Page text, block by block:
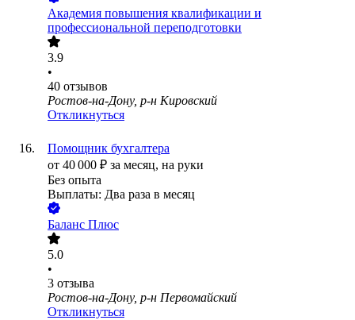
Академия повышения квалификации и
профессиональной переподготовки
3.9
•
40 отзывов
Ростов-на-Дону, р-н Кировский
Откликнуться
Помощник бухгалтера
от 40 000 ₽ за месяц, на руки
Без опыта
Выплаты: Два раза в месяц
Баланс Плюс
5.0
•
3 отзыва
Ростов-на-Дону, р-н Первомайский
Откликнуться